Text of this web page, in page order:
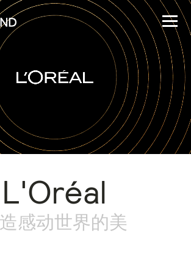
L'Oréal
感动世界的美